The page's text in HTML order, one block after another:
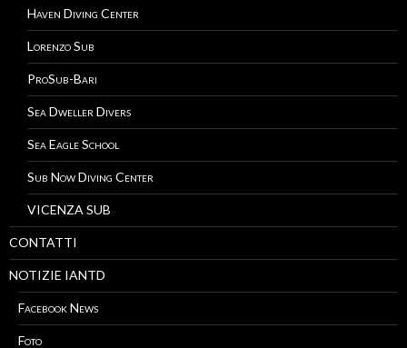
Haven Diving Center
Lorenzo Sub
ProSub-Bari
Sea Dweller Divers
Sea Eagle School
Sub Now Diving Center
VICENZA SUB
CONTATTI
NOTIZIE IANTD
Facebook News
Foto